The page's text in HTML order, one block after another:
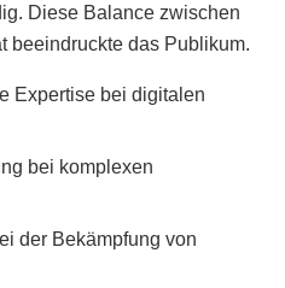
Diese Balance zwischen
beeindruckte das Publikum.
Expertise bei digitalen
bei komplexen
der Bekämpfung von